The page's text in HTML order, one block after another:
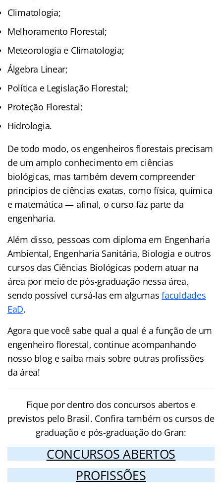
Climatologia;
Melhoramento Florestal;
Meteorologia e Climatologia;
Álgebra Linear;
Política e Legislação Florestal;
Proteção Florestal;
Hidrologia.
De todo modo, os engenheiros florestais precisam
de um amplo conhecimento em ciências
biológicas, mas também devem compreender
princípios de ciências exatas, como física, química
e matemática — afinal, o curso faz parte da
engenharia.
Além disso, pessoas com diploma em Engenharia
Ambiental, Engenharia Sanitária, Biologia e outros
cursos das Ciências Biológicas podem atuar na
área por meio de pós-graduação nessa área,
sendo possível cursá-las em algumasfaculdades
EaD.
Agora que você sabe qual a qual é a função de um
engenheiro florestal, continue acompanhando
nosso blog e saiba mais sobre outras profissões
da área!
Fique por dentro dos concursos abertos e
previstos pelo Brasil. Confira também os cursos de
graduação e pós-graduação do Gran:
CONCURSOS ABERTOS
PROFISSÕES